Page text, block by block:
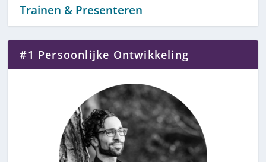
Trainen & Presenteren
#1 Persoonlijke Ontwikkeling